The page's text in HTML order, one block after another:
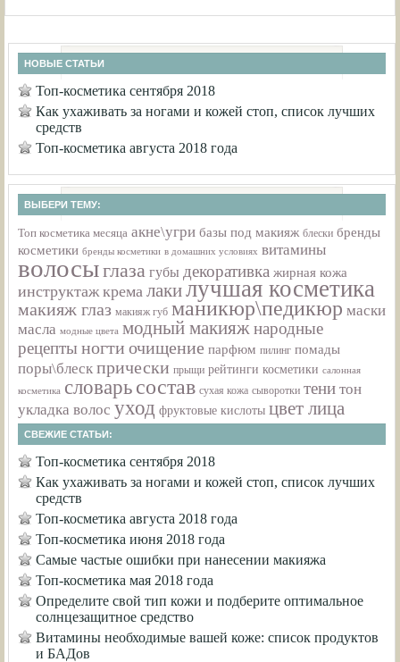
НОВЫЕ СТАТЬИ
Топ-косметика сентября 2018
Как ухаживать за ногами и кожей стоп, список лучших
средств
Топ-косметика августа 2018 года
ВЫБЕРИ ТЕМУ:
Топ косметика месяца акне\угри базы под макияж блески бренды
косметики бренды косметики в домашних условиях витамины
волосыглаза губы декоративка жирная кожа
инструктаж крема лакилучшая косметика
макияж глаз макияж губ маникюр\педикюр маски
масла модные цвета модный макияж народные
рецепты ногти очищение парфюм пилинг помады
поры\блеск прически прыщи рейтинги косметики салонная
косметика словарьсостав сухая кожа сыворотки тени тон
укладка волос уход фруктовые кислоты цвет лица
СВЕЖИЕ СТАТЬИ:
Топ-косметика сентября 2018
Как ухаживать за ногами и кожей стоп, список лучших
средств
Топ-косметика августа 2018 года
Топ-косметика июня 2018 года
Самые частые ошибки при нанесении макияжа
Топ-косметика мая 2018 года
Определите свой тип кожи и подберите оптимальное
солнцезащитное средство
Витамины необходимые вашей коже: список продуктов
и БАДов